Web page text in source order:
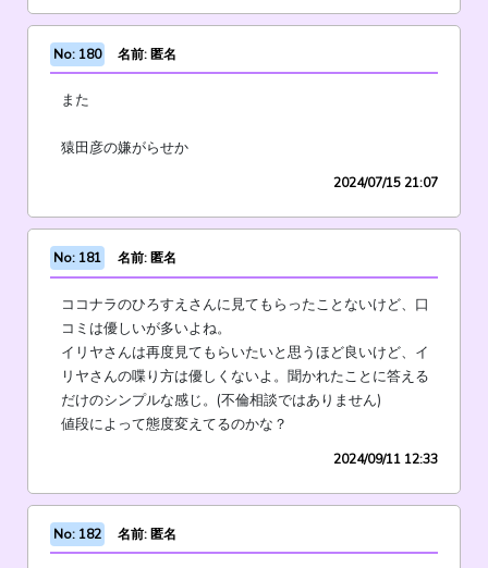
No: 180 名前: 匿名
また
猿田彦の嫌がらせか
2024/07/15 21:07
No: 181 名前: 匿名
ココナラのひろすえさんに見てもらったことないけど、口
コミは優しいが多いよね。
イリヤさんは再度見てもらいたいと思うほど良いけど、イ
リヤさんの喋り方は優しくないよ。聞かれたことに答える
だけのシンプルな感じ。(不倫相談ではありません)
値段によって態度変えてるのかな？
2024/09/11 12:33
No: 182 名前: 匿名